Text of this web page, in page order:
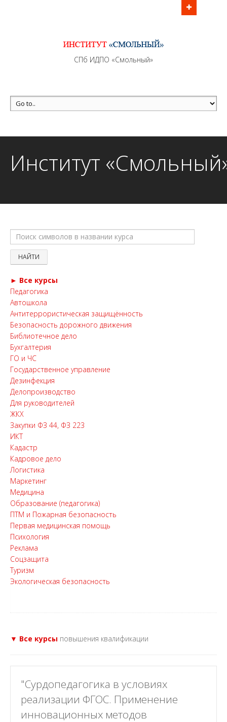
перерывов в рабочие дни с 9:00 до 21:00 МСК
MAX +7 (981) 190-30-30
mail@institutsmolnyj.ru
СПб ИДПО «Смольный»
Институт
► Все курсы
Педагогика
Автошкола
Антитеррористическая защищённость
Безопасность дорожного движения
Библиотечное дело
Бухгалтерия
ГО и ЧС
Государственное управление
Дезинфекция
Делопроизводство
Для руководителей
ЖКХ
Закупки ФЗ 44, ФЗ 223
ИКТ
Кадастр
Кадровое дело
Логистика
Маркетинг
Медицина
Образование (педагогика)
ПТМ и Пожарная безопасность
Первая медицинская помощь
Психология
Реклама
Соцзащита
Туризм
Экологическая безопасность
▼ Все курсы повышения квалификации
"Сурдопедагогика в условиях
реализации ФГОС. Применение
инновационных методов